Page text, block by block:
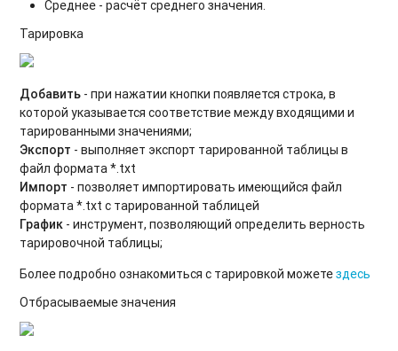
Среднее - расчёт среднего значения.
Тарировка
Добавить - при нажатии кнопки появляется строка, в
которой указывается соответствие между входящими и
тарированными значениями;
Экспорт - выполняет экспорт тарированной таблицы в
файл формата *.txt
Импорт - позволяет импортировать имеющийся файл
формата *.txt с тарированной таблицей
График - инструмент, позволяющий определить верность
тарировочной таблицы;
Более подробно ознакомиться с тарировкой можетездесь
Отбрасываемые значения